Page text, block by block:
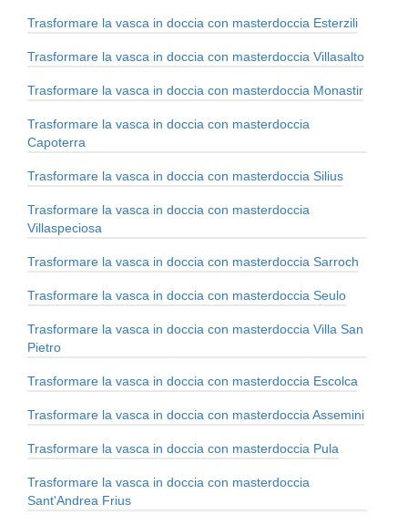
Trasformare la vasca in doccia con masterdoccia Esterzili
Trasformare la vasca in doccia con masterdoccia Villasalto
Trasformare la vasca in doccia con masterdoccia Monastir
Trasformare la vasca in doccia con masterdoccia
Capoterra
Trasformare la vasca in doccia con masterdoccia Silius
Trasformare la vasca in doccia con masterdoccia
Villaspeciosa
Trasformare la vasca in doccia con masterdoccia Sarroch
Trasformare la vasca in doccia con masterdoccia Seulo
Trasformare la vasca in doccia con masterdoccia Villa San
Pietro
Trasformare la vasca in doccia con masterdoccia Escolca
Trasformare la vasca in doccia con masterdoccia Assemini
Trasformare la vasca in doccia con masterdoccia Pula
Trasformare la vasca in doccia con masterdoccia
Sant'Andrea Frius